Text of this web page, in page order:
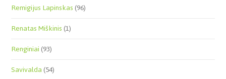
Remigijus Lapinskas(96)
Renatas Miškinis(1)
Renginiai(93)
Savivalda(54)